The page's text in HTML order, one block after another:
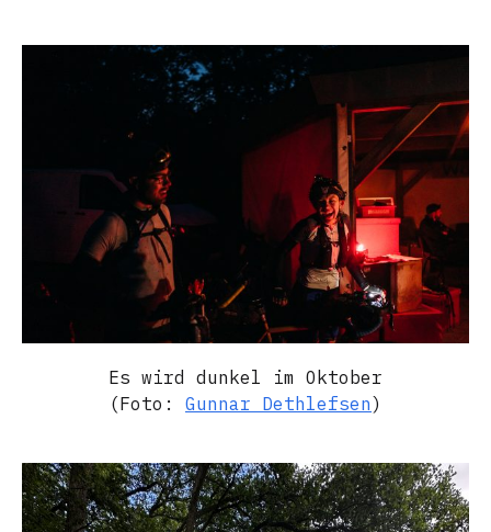
Es wird dunkel im Oktober
(Foto: Gunnar Dethlefsen)